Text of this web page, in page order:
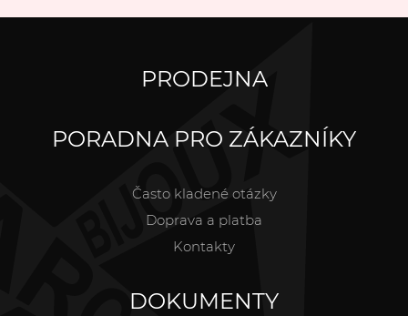
PRODEJNA
PORADNA PRO ZÁKAZNÍKY
Často kladené otázky
Doprava a platba
Kontakty
DOKUMENTY